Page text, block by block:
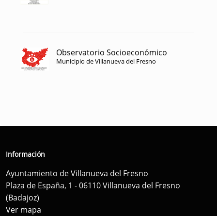
Observatorio Socioeconómico
Municipio de Villanueva del Fresno
Información
Ayuntamiento de Villanueva del Fresno
Plaza de España, 1 - 06110 Villanueva del Fresno
(Badajoz)
Ver mapa